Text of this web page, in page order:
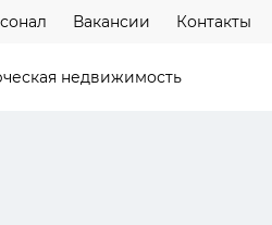
Вакансии Контакты
недвижимость